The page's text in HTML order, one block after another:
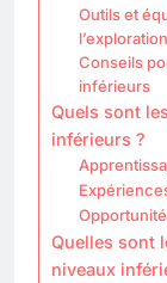
Outils et
l’exploration
Conseils
inférieurs
Quels sont
inférieurs ?
Quelles sont
niveaux